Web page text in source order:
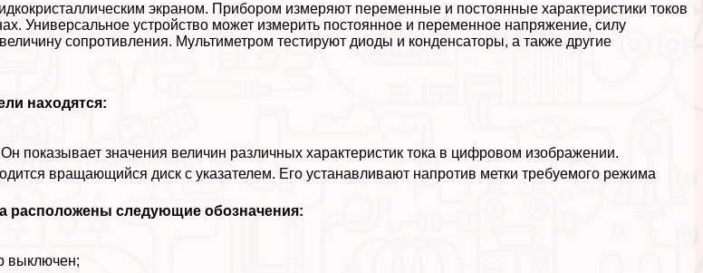
экраном. Прибором измеряют переменные и постоянные хаpaктеристики токов
Универсальное устройство может измерить постоянное и переменное напряжение, силу
сопротивления. Мультиметром тестируют диоды и конденсаторы, а также другие
находятся:
показывает значения величин различных хаpaктеристик тока в цифровом изображении.
вращающийся диск с указателем. Его устанавливают напротив метки требуемого режима
расположены следующие обозначения:
выключен;